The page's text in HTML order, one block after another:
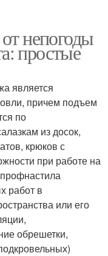
непогоды
простые
является
причем подъем
по
из досок,
крюков с
при работе на
работ в
или его
обрешетки,